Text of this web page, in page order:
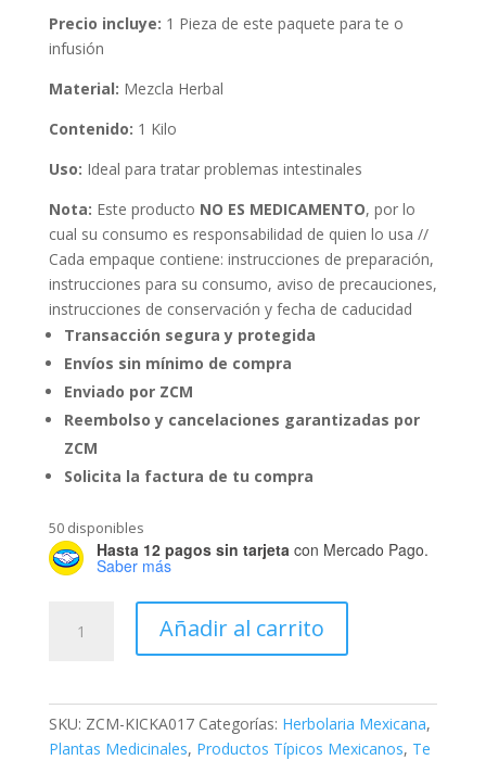
Precio incluye: 1 Pieza de este paquete para te o
infusión
Material: Mezcla Herbal
Contenido: 1 Kilo
Uso: Ideal para tratar problemas intestinales
Nota: Este producto NO ES MEDICAMENTO, por lo
cual su consumo es responsabilidad de quien lo usa //
Cada empaque contiene: instrucciones de preparación,
instrucciones para su consumo, aviso de precauciones,
instrucciones de conservación y fecha de caducidad
Transacción segura y protegida
Envíos sin mínimo de compra
Enviado por ZCM
Reembolso y cancelaciones garantizadas por
ZCM
Solicita la factura de tu compra
50 disponibles
Hasta 12 pagos sin tarjetacon Mercado Pago.
Saber más
Hierba
Añadir al carrito
SKU: ZCM-KICKA017 Categorías: Herbolaria Mexicana,
Plantas Medicinales, Productos Típicos Mexicanos, Te